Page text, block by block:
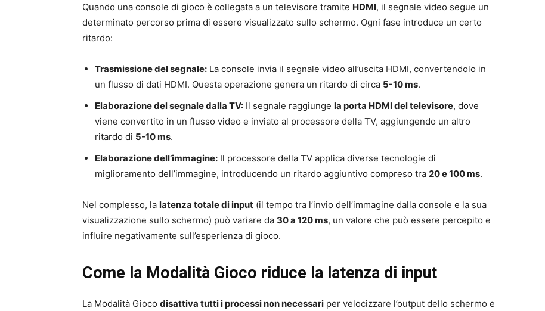
Quando una console di gioco è collegata a un televisore tramite HDMI, il segnale video segue un
determinato percorso prima di essere visualizzato sullo schermo. Ogni fase introduce un certo
ritardo:
Trasmissione del segnale: La console invia il segnale video all’uscita HDMI, convertendolo in
un flusso di dati HDMI. Questa operazione genera un ritardo di circa 5-10 ms.
Elaborazione del segnale dalla TV: Il segnale raggiunge la porta HDMI del televisore, dove
viene convertito in un flusso video e inviato al processore della TV, aggiungendo un altro
ritardo di 5-10 ms.
Elaborazione dell’immagine: Il processore della TV applica diverse tecnologie di
miglioramento dell’immagine, introducendo un ritardo aggiuntivo compreso tra 20 e 100 ms.
Nel complesso, la latenza totale di input (il tempo tra l’invio dell’immagine dalla console e la sua
visualizzazione sullo schermo) può variare da 30 a 120 ms, un valore che può essere percepito e
influire negativamente sull’esperienza di gioco.
Come la Modalità Gioco riduce la latenza di input
La Modalità Gioco disattiva tutti i processi non necessari per velocizzare l’output dello schermo e